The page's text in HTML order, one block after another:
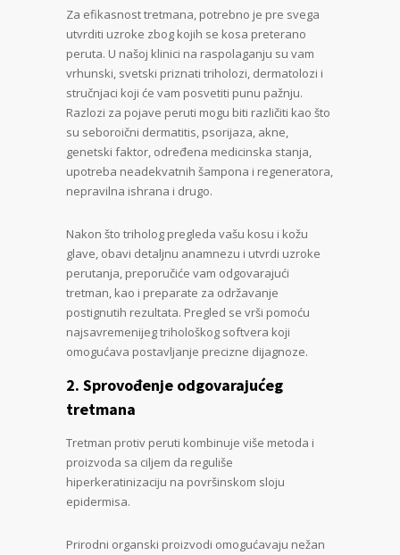
Za efikasnost tretmana, potrebno je pre svega
utvrditi uzroke zbog kojih se kosa preterano
peruta. U našoj klinici na raspolaganju su vam
vrhunski, svetski priznati triholozi, dermatolozi i
stručnjaci koji će vam posvetiti punu pažnju.
Razlozi za pojave peruti mogu biti različiti kao što
su seboroični dermatitis, psorijaza, akne,
genetski faktor, određena medicinska stanja,
upotreba neadekvatnih šampona i regeneratora,
nepravilna ishrana i drugo.
Nakon što triholog pregleda vašu kosu i kožu
glave, obavi detaljnu anamnezu i utvrdi uzroke
perutanja, preporučiće vam odgovarajući
tretman, kao i preparate za održavanje
postignutih rezultata. Pregled se vrši pomoću
najsavremenijeg trihološkog softvera koji
omogućava postavljanje precizne dijagnoze.
2. Sprovođenje odgovarajućeg
tretmana
Tretman protiv peruti kombinuje više metoda i
proizvoda sa ciljem da reguliše
hiperkeratinizaciju na površinskom sloju
epidermisa.
Prirodni organski proizvodi omogućavaju nežan